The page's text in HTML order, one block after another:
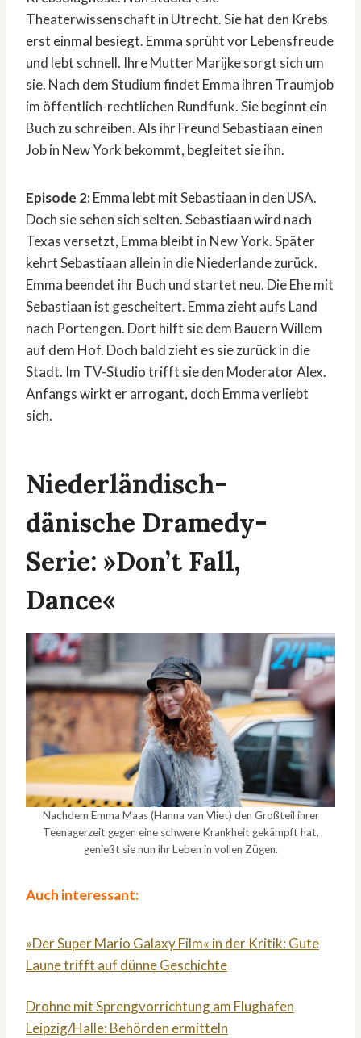
Theaterwissenschaft in Utrecht. Sie hat den Krebs
erst einmal besiegt. Emma sprüht vor Lebensfreude
und lebt schnell. Ihre Mutter Marijke sorgt sich um
sie. Nach dem Studium findet Emma ihren Traumjob
im öffentlich-rechtlichen Rundfunk. Sie beginnt ein
Buch zu schreiben. Als ihr Freund Sebastiaan einen
Job in New York bekommt, begleitet sie ihn.
Episode 2:Emma lebt mit Sebastiaan in den USA.
Doch sie sehen sich selten. Sebastiaan wird nach
Texas versetzt, Emma bleibt in New York. Später
kehrt Sebastiaan allein in die Niederlande zurück.
Emma beendet ihr Buch und startet neu. Die Ehe mit
Sebastiaan ist gescheitert. Emma zieht aufs Land
nach Portengen. Dort hilft sie dem Bauern Willem
auf dem Hof. Doch bald zieht es sie zurück in die
Stadt. Im TV-Studio trifft sie den Moderator Alex.
Anfangs wirkt er arrogant, doch Emma verliebt
sich.
Niederländisch-
dänische Dramedy-
Serie: »Don’t Fall,
Dance«
Nachdem Emma Maas (Hanna van Vliet) den Großteil ihrer
Teenagerzeit gegen eine schwere Krankheit gekämpft hat,
genießt sie nun ihr Leben in vollen Zügen.
Auch interessant:
»Der Super Mario Galaxy Film« in der Kritik: Gute
Laune trifft auf dünne Geschichte
Drohne mit Sprengvorrichtung am Flughafen
Leipzig/Halle: Behörden ermitteln